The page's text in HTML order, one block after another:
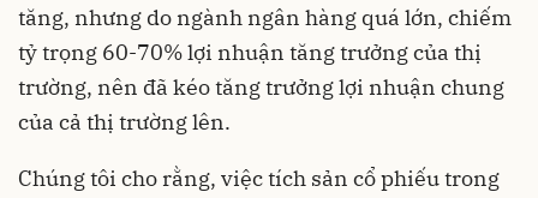
tăng, nhưng do ngành ngân hàng quá lớn, chiếm
tỷ trọng 60-70% lợi nhuận tăng trưởng của thị
trường, nên đã kéo tăng trưởng lợi nhuận chung
của cả thị trường lên.
Chúng tôi cho rằng, việc tích sản cổ phiếu trong